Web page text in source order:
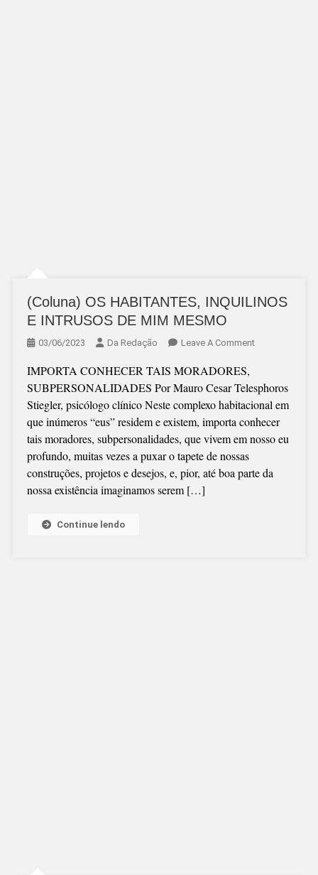
(Coluna) OS HABITANTES, INQUILINOS
E INTRUSOS DE MIM MESMO
03/06/2023 Da Redação Leave A CommentOn
HABITANTES,
INQUILINOS
E
INTRUSOS
MIM
IMPORTA CONHECER TAIS MORADORES,
SUBPERSONALIDADES Por Mauro Cesar Telesphoros
Stiegler, psicólogo clínico Neste complexo habitacional em
que inúmeros “eus” residem e existem, importa conhecer
tais moradores, subpersonalidades, que vivem em nosso eu
profundo, muitas vezes a puxar o tapete de nossas
construções, projetos e desejos, e, pior, até boa parte da
nossa existência imaginamos serem […]
Continue lendo